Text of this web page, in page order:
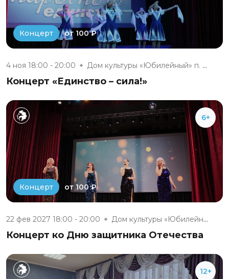
Концерт от 100 ₽
4 ноя 18:00 - 20:00 Дом культуры «Юбилейный» п. Бе...
Концерт «Единство – сила!»
6+
Концерт от 100 ₽
22 фев 2027 18:00 - 20:00 Дом культуры «Юбилейный» п. Бе...
Концерт ко Дню защитника Отечества
12+